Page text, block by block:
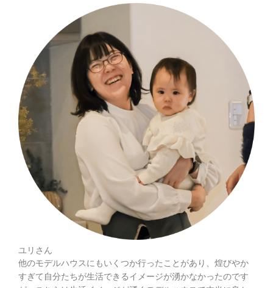
ユリさん
他のモデルハウスにもいくつか行ったことがあり、煌びやか
すぎて自分たちが生活できるイメージが湧かなかったのです